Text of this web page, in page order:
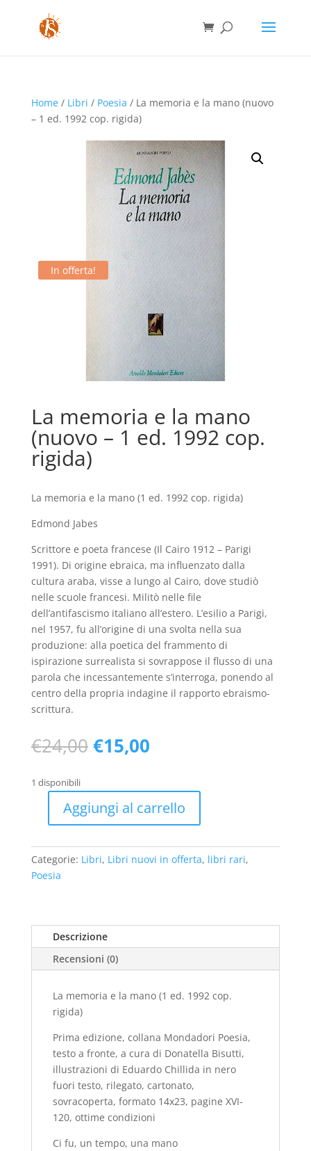
Home/ Libri / Poesia / La memoria e la mano (nuovo
– 1 ed. 1992 cop. rigida)
In offerta!
La memoria e la mano
(nuovo – 1 ed. 1992 cop.
rigida)
La memoria e la mano (1 ed. 1992 cop. rigida)
Edmond Jabes
Scrittore e poeta francese (Il Cairo 1912 – Parigi
1991). Di origine ebraica, ma influenzato dalla
cultura araba, visse a lungo al Cairo, dove studiò
nelle scuole francesi. Militò nelle file
dell’antifascismo italiano all’estero. L’esilio a Parigi,
nel 1957, fu all’origine di una svolta nella sua
produzione: alla poetica del frammento di
ispirazione surrealista si sovrappose il flusso di una
parola che incessantemente s’interroga, ponendo al
centro della propria indagine il rapporto ebraismo-
scrittura.
€24,00 Il
prezzo
era:
€24,00.
€15,00Il
è:
€15,00.
1 disponibili
e
la
mano
1
rigida)
quantità
Aggiungi al carrello
Categorie: Libri, Libri nuovi in offerta, libri rari,
Poesia
Descrizione
Recensioni (0)
La memoria e la mano (1 ed. 1992 cop.
rigida)
Prima edizione, collana Mondadori Poesia,
testo a fronte, a cura di Donatella Bisutti,
illustrazioni di Eduardo Chillida in nero
fuori testo, rilegato, cartonato,
sovracoperta, formato 14x23, pagine XVI-
120, ottime condizioni
Ci fu, un tempo, una mano